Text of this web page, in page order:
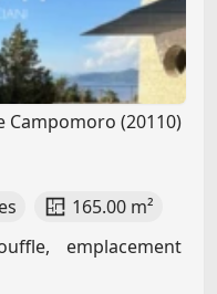
Campomoro (20110)
165.00 m²
emplacement